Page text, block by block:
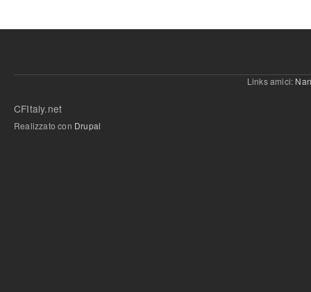
Links amici:
CFItaly.net
Realizzato con Drupal